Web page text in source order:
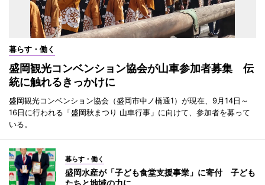
暮らす・働く
盛岡観光コンベンション協会が山車参加者募集 伝
統に触れるきっかけに
盛岡観光コンベンション協会（盛岡市中ノ橋通1）が現在、9月14日～
16日に行われる「盛岡秋まつり 山車行事」に向けて、参加者を募って
いる。
暮らす・働く
盛岡水産が「子ども食堂支援事業」に寄付 子ども
たちと地域の力に